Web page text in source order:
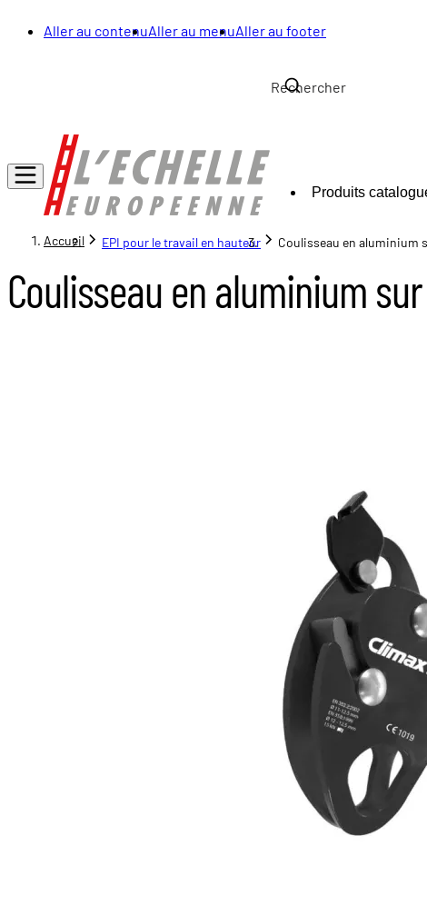
Aller au contenuAller au menuAller au footer
Produits
Accueil EPI pour le travail en hauteur Coulisseau en aluminium
Coulisseau en aluminium